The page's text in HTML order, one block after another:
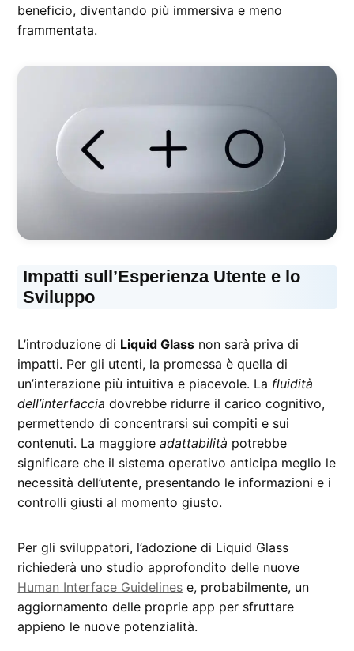
beneficio, diventando più immersiva e meno
frammentata.
Impatti sull’Esperienza Utente e lo
Sviluppo
L’introduzione di Liquid Glass non sarà priva di
impatti. Per gli utenti, la promessa è quella di
un’interazione più intuitiva e piacevole. La fluidità
dell’interfaccia dovrebbe ridurre il carico cognitivo,
permettendo di concentrarsi sui compiti e sui
contenuti. La maggioreadattabilità potrebbe
significare che il sistema operativo anticipa meglio le
necessità dell’utente, presentando le informazioni e i
controlli giusti al momento giusto.
Per gli sviluppatori, l’adozione di Liquid Glass
richiederà uno studio approfondito delle nuove
Human Interface Guidelines e, probabilmente, un
aggiornamento delle proprie app per sfruttare
appieno le nuove potenzialità.